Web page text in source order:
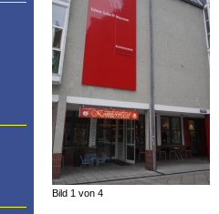
Bild 1 von 4